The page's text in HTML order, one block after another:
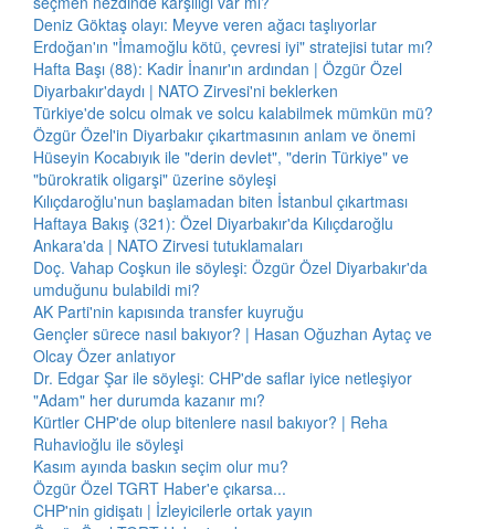
Deniz Göktaş olayı: Meyve veren ağacı taşlıyorlar
Erdoğan'ın "İmamoğlu kötü, çevresi iyi" stratejisi tutar mı?
Hafta Başı (88): Kadir İnanır'ın ardından | Özgür Özel
Diyarbakır'daydı | NATO Zirvesi'ni beklerken
Türkiye'de solcu olmak ve solcu kalabilmek mümkün mü?
Özgür Özel'in Diyarbakır çıkartmasının anlam ve önemi
Hüseyin Kocabıyık ile "derin devlet", "derin Türkiye" ve
"bürokratik oligarşi" üzerine söyleşi
Kılıçdaroğlu'nun başlamadan biten İstanbul çıkartması
Haftaya Bakış (321): Özel Diyarbakır'da Kılıçdaroğlu
Ankara'da | NATO Zirvesi tutuklamaları
Doç. Vahap Coşkun ile söyleşi: Özgür Özel Diyarbakır'da
umduğunu bulabildi mi?
AK Parti'nin kapısında transfer kuyruğu
Gençler sürece nasıl bakıyor? | Hasan Oğuzhan Aytaç ve
Olcay Özer anlatıyor
Dr. Edgar Şar ile söyleşi: CHP'de saflar iyice netleşiyor
"Adam" her durumda kazanır mı?
Kürtler CHP'de olup bitenlere nasıl bakıyor? | Reha
Ruhavioğlu ile söyleşi
Kasım ayında baskın seçim olur mu?
Özgür Özel TGRT Haber'e çıkarsa...
CHP'nin gidişatı | İzleyicilerle ortak yayın